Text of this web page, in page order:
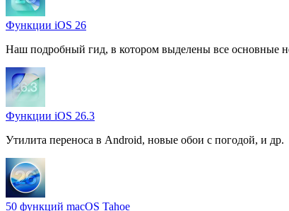
Функции iOS 26
Наш подробный гид, в котором выделены все основные
Функции iOS 26.3
Утилита переноса в Android, новые обои с погодой, и др.
50 функций macOS Tahoe